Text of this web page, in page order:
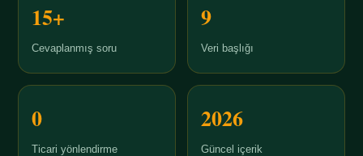
15+
Cevaplanmış soru
9
Veri başlığı
0
Ticari yönlendirme
2026
Güncel içerik